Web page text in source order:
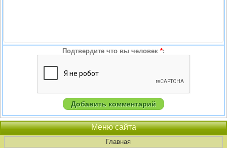
Подтвердите что вы человек *:
Меню сайта
Главная